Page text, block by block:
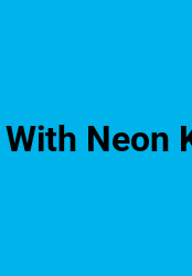
Neon